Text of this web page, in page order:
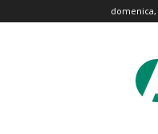
domenica,